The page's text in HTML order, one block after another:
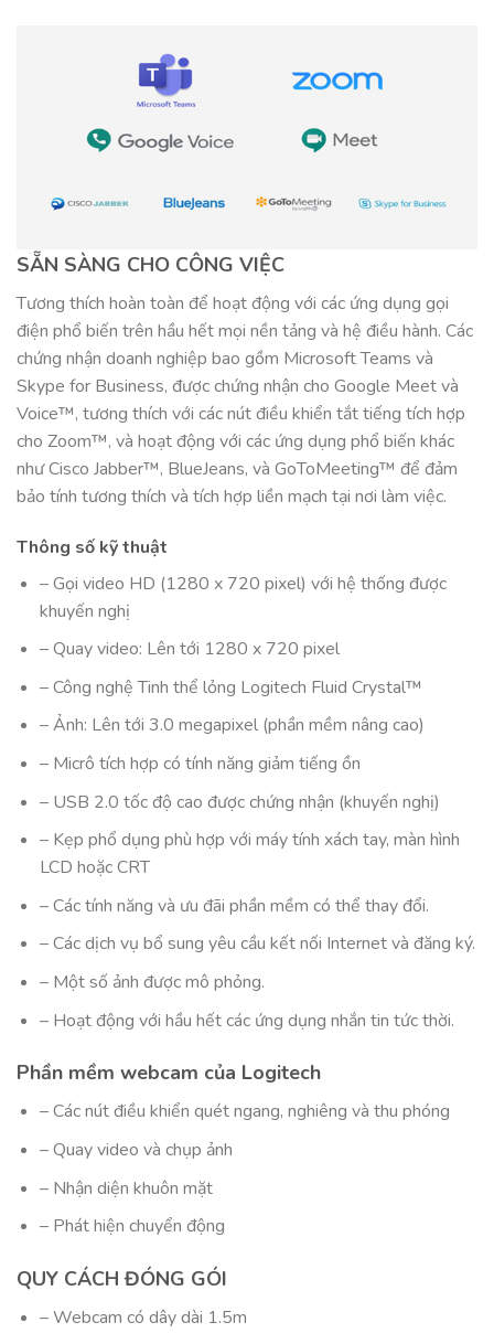
SẴN SÀNG CHO CÔNG VIỆC
Tương thích hoàn toàn để hoạt động với các ứng dụng gọi
điện phổ biến trên hầu hết mọi nền tảng và hệ điều hành. Các
chứng nhận doanh nghiệp bao gồm Microsoft Teams và
Skype for Business, được chứng nhận cho Google Meet và
Voice™, tương thích với các nút điều khiển tắt tiếng tích hợp
cho Zoom™, và hoạt động với các ứng dụng phổ biến khác
như Cisco Jabber™, BlueJeans, và GoToMeeting™ để đảm
bảo tính tương thích và tích hợp liền mạch tại nơi làm việc.
Thông số kỹ thuật
– Gọi video HD (1280 x 720 pixel) với hệ thống được
khuyến nghị
– Quay video: Lên tới 1280 x 720 pixel
– Công nghệ Tinh thể lỏng Logitech Fluid Crystal™
– Ảnh: Lên tới 3.0 megapixel (phần mềm nâng cao)
– Micrô tích hợp có tính năng giảm tiếng ồn
– USB 2.0 tốc độ cao được chứng nhận (khuyến nghị)
– Kẹp phổ dụng phù hợp với máy tính xách tay, màn hình
LCD hoặc CRT
– Các tính năng và ưu đãi phần mềm có thể thay đổi.
– Các dịch vụ bổ sung yêu cầu kết nối Internet và đăng ký.
– Một số ảnh được mô phỏng.
– Hoạt động với hầu hết các ứng dụng nhắn tin tức thời.
Phần mềm webcam của Logitech
– Các nút điều khiển quét ngang, nghiêng và thu phóng
– Quay video và chụp ảnh
– Nhận diện khuôn mặt
– Phát hiện chuyển động
QUY CÁCH ĐÓNG GÓI
– Webcam có dây dài 1.5m